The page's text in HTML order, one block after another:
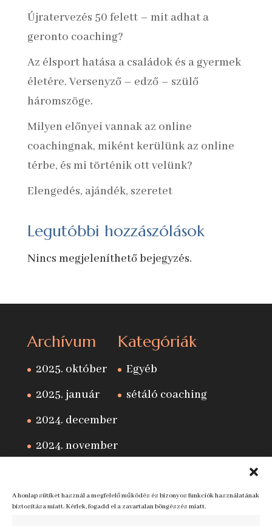
A honlap sütiket használ a megfelelő működés és bizonyos funkciók használatának
biztosítása miatt. Kérlek, fogadd el a zavartalan böngészés miatt.
Újratervezés 50 felett – mit adhat a
geronto coaching?
Az élsport hatása a családok és a gyermek
életére. Versenyző – edző – szülő
háromszöge.
Milyen előnyei vannak az online
coachingnak, miként kerülünk az online
térbe, és mi történik ott velünk?
Elengedés, ajándék, szeretet
Legutóbbi hozzászólások
Nincs megjeleníthető bejegyzés.
Archívum
2025. október
2025. január
2024. december
2024. november
Kategóriák
Egyéb
sétáló coaching